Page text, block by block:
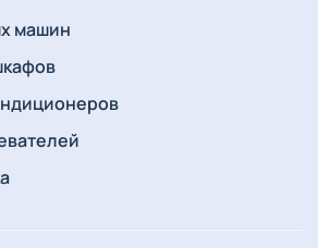
машин